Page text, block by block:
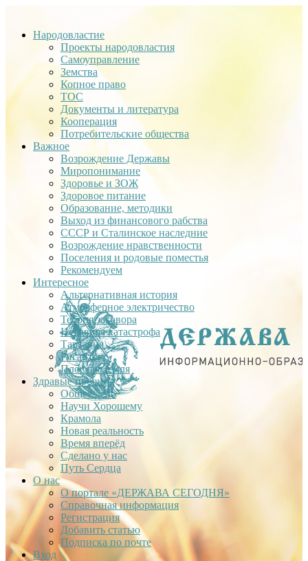
Народовластие
Проекты народовластия
Самоуправление
Земства
Копное право
ТОС
Документы и литература
Кооперация
Потребительские общества
Важное
Возрождение Державы
Миропонимание
Здоровье и ЗОЖ
Здоровое питание
Образование, методики
Выход из финансового рабства
СССР и Сталинское наследние
Возрождение нравственности
Поселения и родовые поместья
Рекомендуем
Интересное
Альтернативная история
Атмосферное электричество
Теория заговора
Недавняя катастрофа
Тартария
Гиганты
Плоская Земля
Здравые проекты
Общее дело
Научи Хорошему
Крамола
Новая реальность
Время вперёд
Сделано у нас
Путь Сердца
О нас
О портале «ДЕРЖАВА СЕГОДНЯ»
Справочная информация
Регистрация
Добавить статью
Подписка по почте
Вход